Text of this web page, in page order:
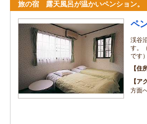
旅の宿 露天風呂が温かいペンション。
ペ
渓谷
す。
です）
住
ア
方